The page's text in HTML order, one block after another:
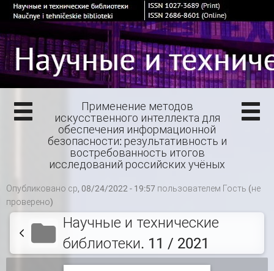
Применение методов
искусственного интеллекта для
обеспечения информационной
безопасности: результативность и
востребованность итогов
исследований российских учёных
Опубликовано ср, 08/24/2022 - 19:57 пользователем Гость (не
проверено)
Научные и технические
библиотеки. 11 / 2021